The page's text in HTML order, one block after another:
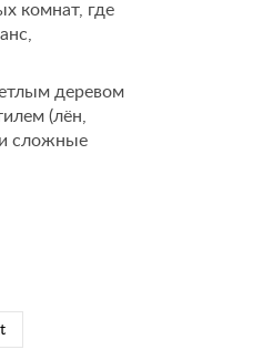
комнат, где
деревом
(лён,
сложные